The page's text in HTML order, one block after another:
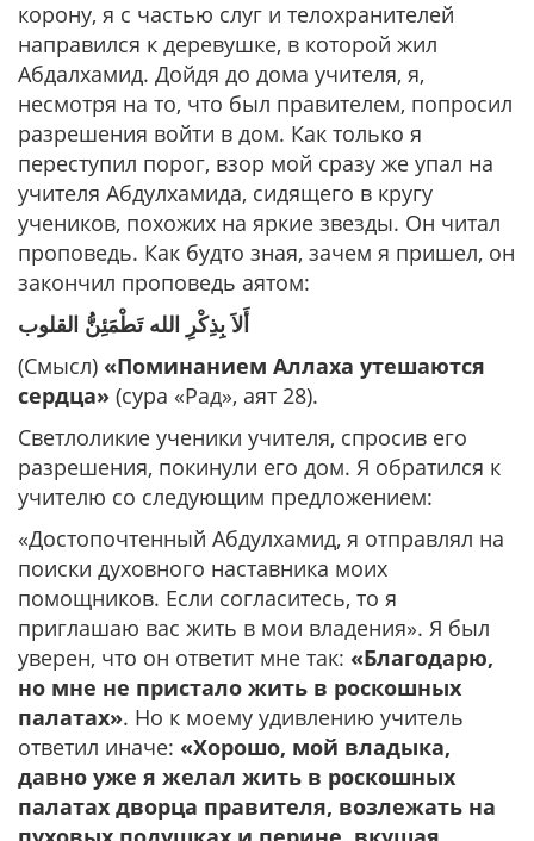
корону, я с частью слуг и телохранителей
направился к деревушке, в которой жил
Абдалхамид. Дойдя до дома учителя, я,
несмотря на то, что был правителем, попросил
разрешения войти в дом. Как только я
переступил порог, взор мой сразу же упал на
учителя Абдулхамида, сидящего в кругу
учеников, похожих на яркие звезды. Он читал
проповедь. Как будто зная, зачем я пришел, он
закончил проповедь аятом:
أَلاَ بِذِكْرِ الله تَطْمَئِنُّ القلوب
(Смысл) «Поминанием Аллаха утешаются
сердца» (сура «Рад», аят 28).
Светлоликие ученики учителя, спросив его
разрешения, покинули его дом. Я обратился к
учителю со следующим предложением:
«Достопочтенный Абдулхамид, я отправлял на
поиски духовного наставника моих
помощников. Если согласитесь, то я
приглашаю вас жить в мои владения». Я был
уверен, что он ответит мне так: «Благодарю,
но мне не пристало жить в роскошных
палатах». Но к моему удивлению учитель
ответил иначе: «Хорошо, мой владыка,
давно уже я желал жить в роскошных
палатах дворца правителя, возлежать на